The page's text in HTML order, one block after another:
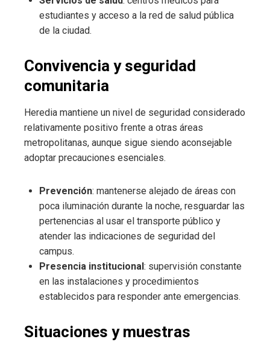
estudiantes y acceso a la red de salud pública
de la ciudad.
Convivencia y seguridad
comunitaria
Heredia mantiene un nivel de seguridad considerado
relativamente positivo frente a otras áreas
metropolitanas, aunque sigue siendo aconsejable
adoptar precauciones esenciales.
Prevención: mantenerse alejado de áreas con
poca iluminación durante la noche, resguardar las
pertenencias al usar el transporte público y
atender las indicaciones de seguridad del
campus.
Presencia institucional : supervisión constante
en las instalaciones y procedimientos
establecidos para responder ante emergencias.
Situaciones y muestras